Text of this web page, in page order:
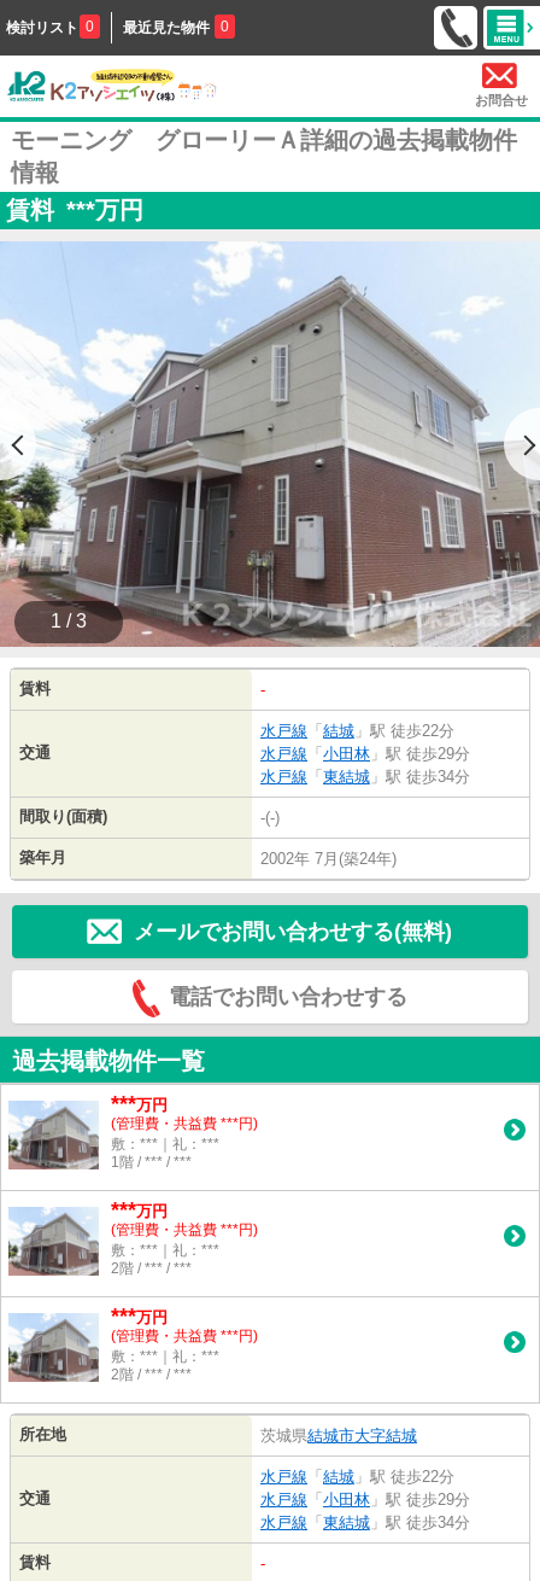
検討リスト 0 最近見た物件 0
お問合せ
モーニング グローリーＡ詳細の過去掲載物件
情報
賃料 ***万円
1 / 3
賃料 -
交通
水戸線 「 結城 」駅 徒歩22分
水戸線 「 小田林 」駅 徒歩29分
水戸線 「 東結城 」駅 徒歩34分
間取り(面積) -(-)
築年月 2002年 7月(築24年)
メールでお問い合わせする(無料)
電話でお問い合わせする
過去掲載物件一覧
***万円
(管理費・共益費 ***円)
敷：***｜礼：***
1階 / *** / ***
***万円
(管理費・共益費 ***円)
敷：***｜礼：***
2階 / *** / ***
***万円
(管理費・共益費 ***円)
敷：***｜礼：***
2階 / *** / ***
所在地 茨城県結城市大字結城
交通
水戸線 「 結城 」駅 徒歩22分
水戸線 「 小田林 」駅 徒歩29分
水戸線 「 東結城 」駅 徒歩34分
賃料 -